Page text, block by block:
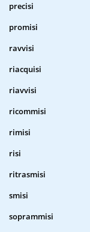
precisi
promisi
ravvisi
riacquisi
riavvisi
ricommisi
rimisi
risi
ritrasmisi
smisi
soprammisi